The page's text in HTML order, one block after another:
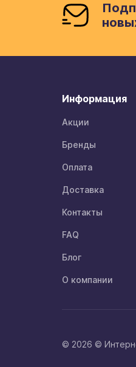
Информация
Акции
Бренды
Оплата
Доставка
Контакты
FAQ
Блог
О компании
© 2026 ©